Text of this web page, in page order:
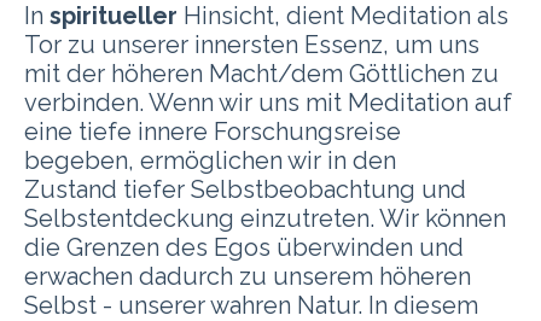
In spiritueller Hinsicht, dient Meditation als
Tor zu unserer innersten Essenz, um uns
mit der höheren Macht/dem Göttlichen zu
verbinden. Wenn wir uns mit Meditation auf
eine tiefe innere Forschungsreise
begeben, ermöglichen wir in den
Zustand tiefer Selbstbeobachtung und
Selbstentdeckung einzutreten. Wir können
die Grenzen des Egos überwinden und
erwachen dadurch zu unserem höheren
Selbst - unserer wahren Natur. In diesem